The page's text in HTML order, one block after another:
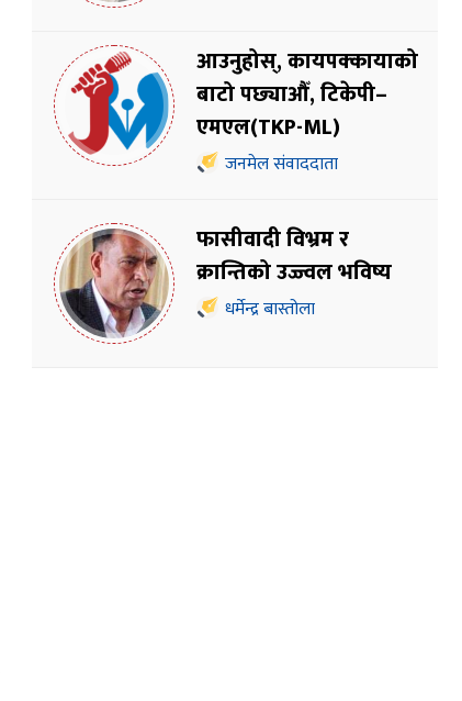
आउनुहोस्, कायपक्कायाको
बाटो पछ्याऔँ, टिकेपी–
एमएल(TKP-ML)
जनमेल संवाददाता
फासीवादी विभ्रम र
क्रान्तिको उज्ज्वल भविष्य
धर्मेन्द्र बास्तोला